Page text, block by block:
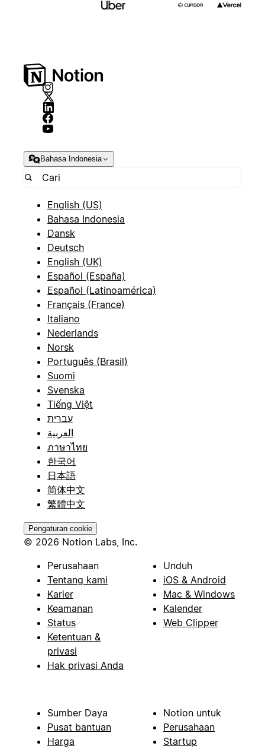
Bahasa Indonesia
English (US)
Bahasa Indonesia
Dansk
Deutsch
English (UK)
Español (España)
Español (Latinoamérica)
Français (France)
Italiano
Nederlands
Norsk
Português (Brasil)
Suomi
Svenska
Tiếng Việt
עברית
العربية
ภาษาไทย
한국어
日本語
简体中文
繁體中文
Pengaturan cookie
© 2026 Notion Labs, Inc.
Perusahaan
Tentang kami
Karier
Keamanan
Status
Ketentuan &
privasi
Hak privasi Anda
Unduh
iOS & Android
Mac & Windows
Kalender
Web Clipper
Sumber Daya
Pusat bantuan
Harga
Notion untuk
Perusahaan
Startup